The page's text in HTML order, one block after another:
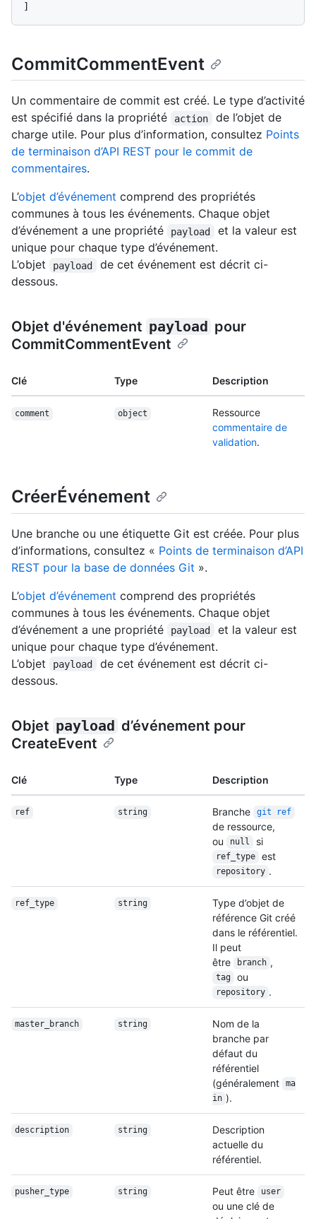
]
CommitCommentEvent
Un commentaire de commit est créé. Le type d’activité
est spécifié dans la propriété
action
de l’objet de
charge utile. Pour plus d’information, consultez Points
de terminaison d’API REST pour le commit de
commentaires.
L’objet d’événement comprend des propriétés
communes à tous les événements. Chaque objet
d’événement a une propriété
payload
et la valeur est
unique pour chaque type d’événement.
L’objet
payload
de cet événement est décrit ci-
dessous.
Objet d'événement payload pour
CommitCommentEvent
Clé Type Description
comment object
Ressource
commentaire de
validation.
CréerÉvénement
Une branche ou une étiquette Git est créée. Pour plus
d’informations, consultez « Points de terminaison d’API
REST pour la base de données Git ».
L’objet d’événement comprend des propriétés
communes à tous les événements. Chaque objet
d’événement a une propriété
payload
et la valeur est
unique pour chaque type d’événement.
L’objet
payload
de cet événement est décrit ci-
dessous.
Objet payload d’événement pour
CreateEvent
Clé Type Description
ref string Branche git ref
de ressource,
ou
null si
ref_type est
repository .
ref_type string
Type d’objet de
référence Git créé
dans le référentiel.
Il peut
être
branch ,
tag ou
repository .
master_branch string
Nom de la
branche par
défaut du
référentiel
(généralement
ma
in ).
description string
Description
actuelle du
référentiel.
pusher_type string Peut être user
ou une clé de